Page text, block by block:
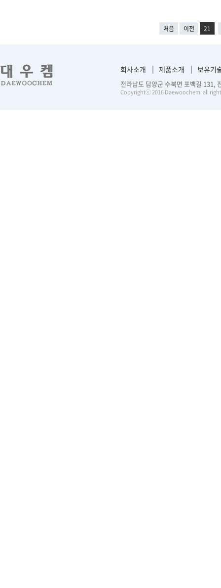
처음 이전 21
회사소개 제품소개 보유기
전라남도 담양군 수북면 포백길
Copyrightⓒ 2016 Daewoochem. all